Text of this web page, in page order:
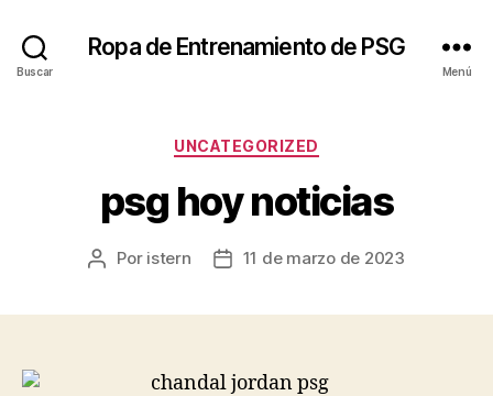
Buscar
Ropa de Entrenamiento de PSG
Menú
Categorías
UNCATEGORIZED
psg hoy noticias
Autor
Por istern
Fecha11 de marzo de 2023